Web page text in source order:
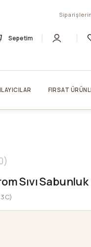
Sepetim
FIRSAT
Sıvı Sabunluk